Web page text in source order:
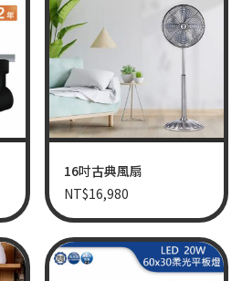
16吋古典風扇
NT$16,980